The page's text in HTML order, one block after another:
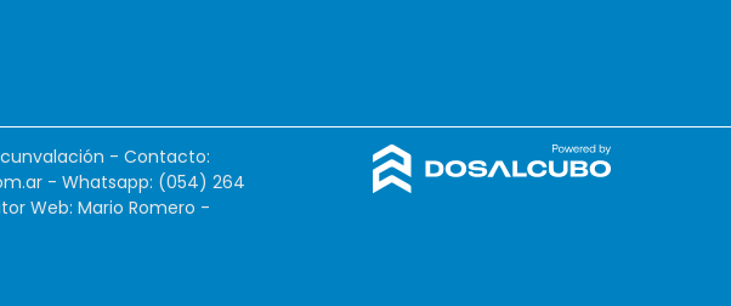
- Contacto:
- Whatsapp: (054) 264
Web: Mario Romero -